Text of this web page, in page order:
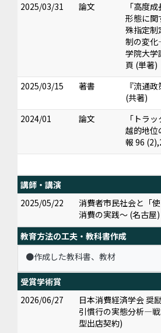
2025/03/31
論文
「高度
形態に
殊指定制
制の変
学院大学
頁 (単著)
2025/03/15
著書
『流通
(共著)
2024/01
論文
「トラ
越的地位
報 96
講師・講演
2025/05/22
消費者市民社会と「
消費の実践～ (名古屋)
教育方法の工夫・教科書作成
●作成した教科書、教材
受賞学術賞
2026/06/27
日本消費経済学会 奨
引慣行の実態分析―
型出店契約)